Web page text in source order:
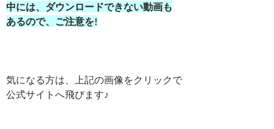
中には、ダウンロードできない動画も
あるので、ご注意を!
気になる方は、上記の画像をクリックで
公式サイトへ飛びます♪